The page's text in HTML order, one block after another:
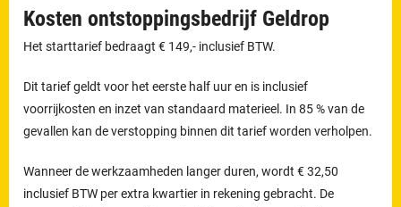
Kosten ontstoppingsbedrijf Geldrop
Het starttarief bedraagt € 149,- inclusief BTW.
Dit tarief geldt voor het eerste half uur en is inclusief
voorrijkosten en inzet van standaard materieel. In 85 % van de
gevallen kan de verstopping binnen dit tarief worden verholpen.
Wanneer de werkzaamheden langer duren, wordt € 32,50
inclusief BTW per extra kwartier in rekening gebracht. De